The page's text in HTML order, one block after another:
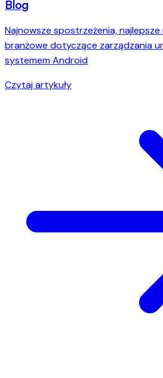
Blog
Najnowsze spostrzeżenia,
branżowe dotyczące zarządzania
systemem Android
Czytaj artykuły